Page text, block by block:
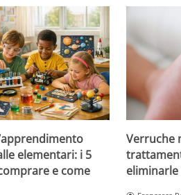
elementari: i 5
e come
Verruche
eliminarle